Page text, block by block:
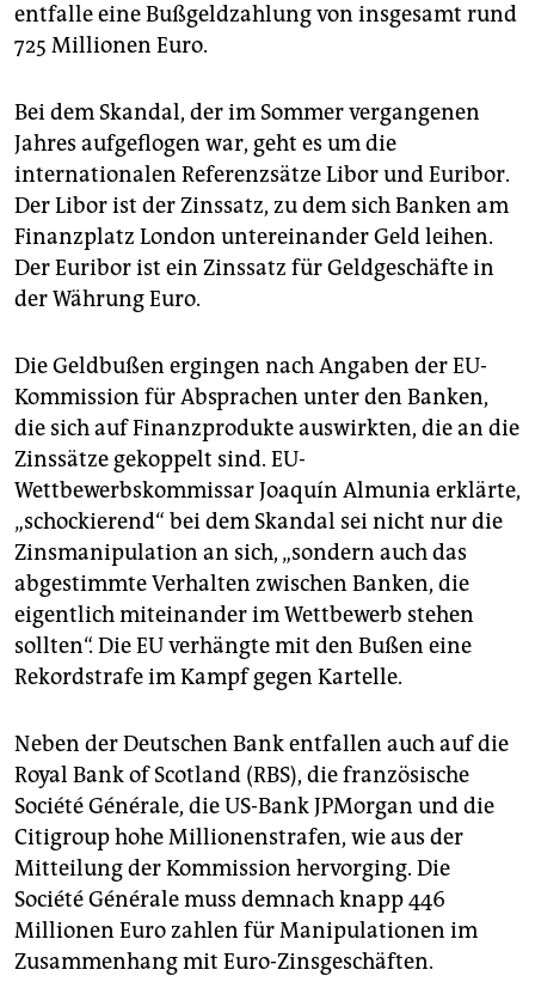
entfalle eine Bußgeldzahlung von insgesamt rund
725 Millionen Euro.
Bei dem Skandal, der im Sommer vergangenen
Jahres aufgeflogen war, geht es um die
internationalen Referenzsätze Libor und Euribor.
Der Libor ist der Zinssatz, zu dem sich Banken am
Finanzplatz London untereinander Geld leihen.
Der Euribor ist ein Zinssatz für Geldgeschäfte in
der Währung Euro.
Die Geldbußen ergingen nach Angaben der EU-
Kommission für Absprachen unter den Banken,
die sich auf Finanzprodukte auswirkten, die an die
Zinssätze gekoppelt sind. EU-
Wettbewerbskommissar Joaquín Almunia erklärte,
„schockierend“ bei dem Skandal sei nicht nur die
Zinsmanipulation an sich, „sondern auch das
abgestimmte Verhalten zwischen Banken, die
eigentlich miteinander im Wettbewerb stehen
sollten“. Die EU verhängte mit den Bußen eine
Rekordstrafe im Kampf gegen Kartelle.
Neben der Deutschen Bank entfallen auch auf die
Royal Bank of Scotland (RBS), die französische
Société Générale, die US-Bank JPMorgan und die
Citigroup hohe Millionenstrafen, wie aus der
Mitteilung der Kommission hervorging. Die
Société Générale muss demnach knapp 446
Millionen Euro zahlen für Manipulationen im
Zusammenhang mit Euro-Zinsgeschäften.